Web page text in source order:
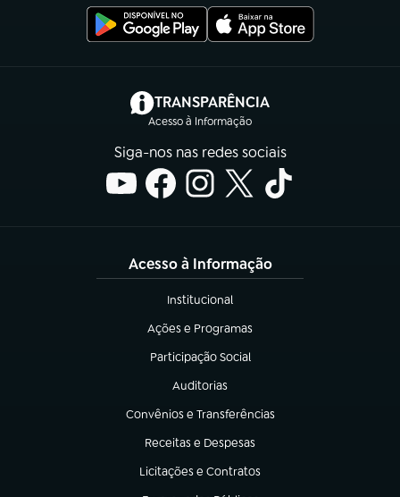
TRANSPARÊNCIA
Acesso à Informação
(abre em nova aba)
Siga-nos nas redes sociais
Acesso à Informação
Institucional
(abre em nova aba)
Ações e Programas
(abre em nova aba)
Participação Social
(abre em nova aba)
Auditorias
(abre em nova aba)
Convênios e Transferências
(abre em nova aba)
Receitas e Despesas
(abre em nova aba)
Licitações e Contratos
(abre em nova aba)